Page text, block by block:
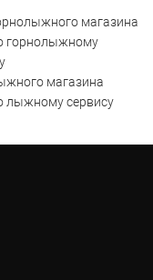
магазина
горнолыжному
магазина
лыжному сервису